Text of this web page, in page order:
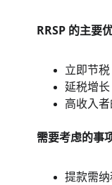
RRSP 的主要
立即节
延税增
高收入
需要考虑的事
提款需